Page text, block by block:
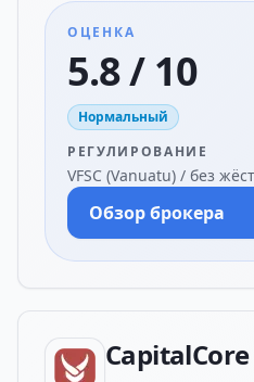
ОЦЕНКА
5.8 / 10
Нормальный
РЕГУЛИРОВАНИЕ
VFSC (Vanuatu) / без
Обзор брокера
CapitalCore